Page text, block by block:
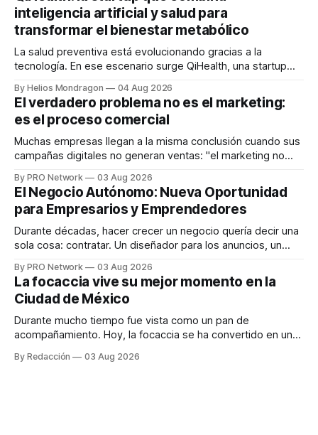
inteligencia artificial y salud para
transformar el bienestar metabólico
La salud preventiva está evolucionando gracias a la
tecnología. En ese escenario surge QiHealth, una startup
dispositivos inteligentes, inteligencia artificial y monitoreo
en tiempo real para ayudar a las personas a tomar mejores
decisiones sobre su salud metabólica. Su propuesta busca
responder
By Helios Mondragon 04 Aug 2026
El verdadero problema no es el marketing:
es el proceso comercial
Muchas empresas llegan a la misma conclusión cuando sus
campañas digitales no generan ventas: "el marketing no
INTERIUS, el problema suele estar en otro lugar. Durante
una entrevista para el podcast SER PRO, el especialista en
marketing digital explicó que
By PRO Network 03 Aug 2026
El Negocio Autónomo: Nueva Oportunidad
para Empresarios y Emprendedores
Durante décadas, hacer crecer un negocio quería decir una
sola cosa: contratar. Un diseñador para los anuncios, un
para los textos, alguien que supiera de publicidad digital
para encontrar prospectos, un vendedor para atender
llamadas y mensajes, y —con suerte— una persona
By PRO Network 03 Aug 2026
La focaccia vive su mejor momento en la
Ciudad de México
Durante mucho tiempo fue vista como un pan de
acompañamiento. Hoy, la focaccia se ha convertido en uno
artesanal, ingredientes de calidad y experiencias que
By Redacción 03 Aug 2026